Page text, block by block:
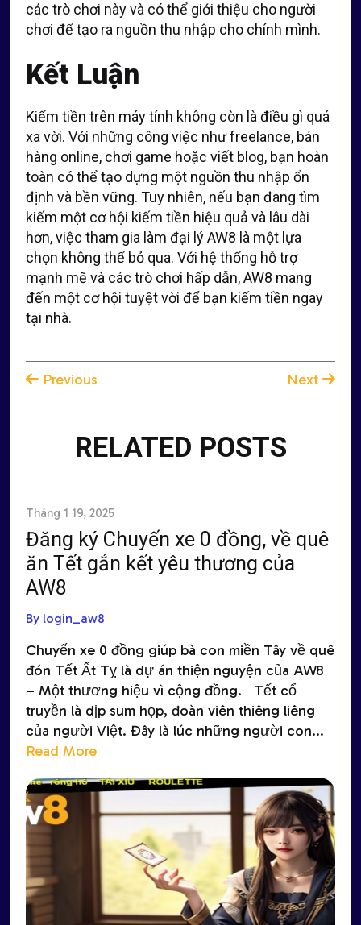
các trò chơi này và có thể giới thiệu cho người
chơi để tạo ra nguồn thu nhập cho chính mình.
Kết Luận
Kiếm tiền trên máy tính không còn là điều gì quá
xa vời. Với những công việc như freelance, bán
hàng online, chơi game hoặc viết blog, bạn hoàn
toàn có thể tạo dựng một nguồn thu nhập ổn
định và bền vững. Tuy nhiên, nếu bạn đang tìm
kiếm một cơ hội kiếm tiền hiệu quả và lâu dài
hơn, việc tham gia làm đại lý AW8 là một lựa
chọn không thể bỏ qua. Với hệ thống hỗ trợ
mạnh mẽ và các trò chơi hấp dẫn, AW8 mang
đến một cơ hội tuyệt vời để bạn kiếm tiền ngay
tại nhà.
Previous Next
RELATED POSTS
Tháng 1 19, 2025
Đăng ký Chuyến xe 0 đồng, về quê
ăn Tết gắn kết yêu thương của
AW8
By login_aw8
Chuyến xe 0 đồng giúp bà con miền Tây về quê
đón Tết Ất Tỵ là dự án thiện nguyện của AW8
– Một thương hiệu vì cộng đồng. Tết cổ
truyền là dịp sum họp, đoàn viên thiêng liêng
của người Việt. Đây là lúc những người con...
Read More